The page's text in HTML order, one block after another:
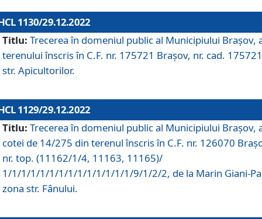
1130/29.12.2022
Titlu: Trecerea în domeniul public al Municipiului Braşov,
terenului înscris în C.F. nr. 175721 Brașov, nr. cad.
str. Apicultorilor.
1129/29.12.2022
Titlu: Trecerea în domeniul public al Municipiului Braşov,
cotei de 14/275 din terenul înscris în C.F. nr. 126070
nr. top. (11162/1/4, 11163, 11165)/
1/1/1/1/1/1/1/1/1/1/1/1/1/1/9/1/2/2, de la Marin Giani-
zona str. Fânului.